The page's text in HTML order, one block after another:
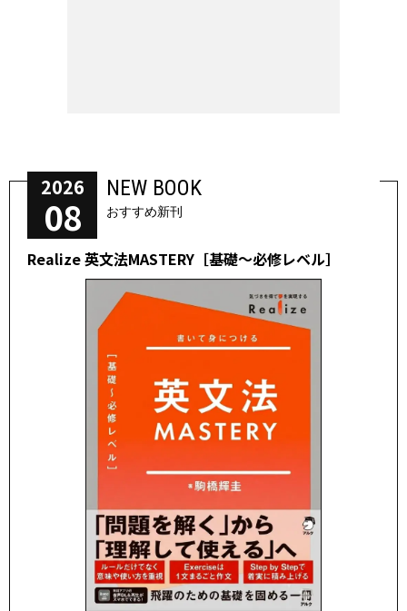
2026
08
NEW BOOK
おすすめ新刊
Realize 英文法MASTERY［基礎～必修レベル］